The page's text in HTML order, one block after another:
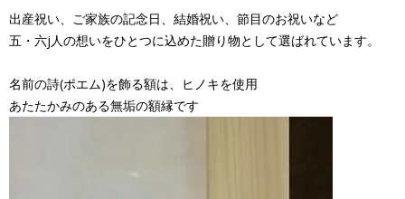
出産祝い、ご家族の記念日、結婚祝い、節目のお祝いなど
五・六j人の想いをひとつに込めた贈り物として選ばれています。
名前の詩(ポエム)を飾る額は、ヒノキを使用
あたたかみのある無垢の額縁です